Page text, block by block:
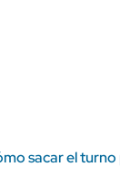
sacar el